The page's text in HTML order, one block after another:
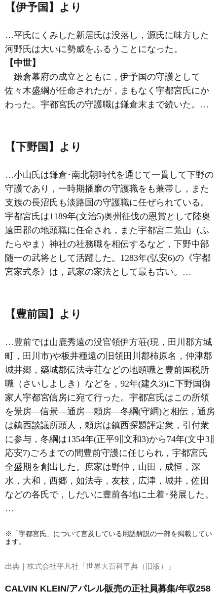
【伊予国】より
…平氏にくみした新居氏は没落し，源氏に味方した
河野氏は大いに勢威をふるうことになった。
【中世】
鎌倉幕府の成立とともに，伊予国の守護として
佐々木盛綱が任命されたが，まもなく宇都宮氏にか
わった。宇都宮氏の守護職は鎌倉末まで続いた。…
【下野国】より
…小山氏は鎌倉･南北朝時代を通じて一貫して下野の
守護であり，一時期播磨の守護職をも兼帯し，また
支族の長沼氏も淡路国の守護職に任ぜられている。
宇都宮氏は1189年(文治5)奥州征伐の恩賞として陸奥
遠田郡の地頭職に任命され，また宇都宮二荒山（ふ
たらやま）神社の社務職を相伝するなど，下野中部
随一の武将として活躍した。1283年(弘安6)の《宇都
宮家式条》は，武家の家法として最も古い。…
【豊前国】より
…豊前では山鹿秀遠の没官領伊方荘(現，田川郡方城
町，田川市)や板井種遠の旧領田川郡柿原名，仲津郡
城井郷，築城郡伝法寺荘などの地頭職と豊前国税所
職（さいしよしき）などを，92年(建久3)に下野国御
家人宇都宮信房に宛て行った。 宇都宮氏はこの所領
を景房―信景―通房―頼房―冬綱(守綱)と相伝，通房
は鎮西談議所頭人，頼房は鎮西探題評定衆，引付衆
に参与，冬綱は1354年(正平9∥文和3)から74年(文中3∥
応安7)ごろまでの間豊前守護に任じられ，宇都宮氏
全盛期を創出した。庶家は野仲，山田，成恒，深
水，大和，西郷，如法寺，友枝，広津，城井，佐田
などの各氏で，しだいに豊前各地に土着･発展した。
…
※「宇都宮氏」について言及している用語解説の一部を掲載してい
ます。
出典｜ 株式会社平凡社「世界大百科事典（旧版）」
CALVIN KLEIN/アパレル販売の正社員募集/年収258